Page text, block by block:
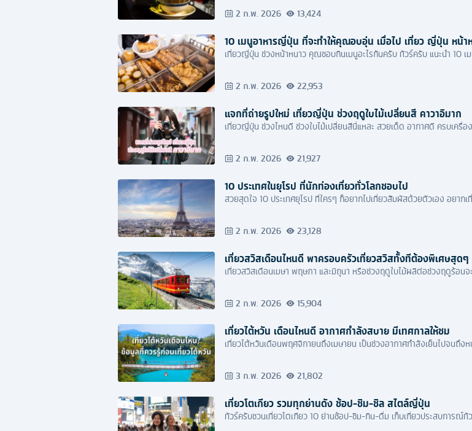
2 ก.พ. 2026 13,424
10 เมนูอาหารญี่ปุ่น ที่จะทำให้คุณอบอุ่น เมื่อไป เที่ยว ญี่ปุ่น หน้า
เที่ยวญี่ปุ่น ช่วงหน้าหนาว คุณชอบกินเมนูอะไรกันครับ ทัวร์ครับ แนะนำ 10
2 ก.พ. 2026 22,953
แจกที่ถ่ายรูปใหม่ เที่ยวญี่ปุ่น ช่วงฤดูใบไม้เปลี่ยนสี คาวาอิมาก
เที่ยวญี่ปุ่น ช่วงไหนดี ช่วงใบไม้เปลี่ยนสีนี่แหละ สวยเด็ด อากาศดี ครบเครื่
2 ก.พ. 2026 21,927
10 ประเทศในยุโรป ที่นักท่องเที่ยวทั่วโลกชอบไป
สวยสุดใจ 10 ประเทศยุโรป ที่ใครๆ ก็อยากไปเที่ยวสัมผัสด้วยตัวเอง อยา
2 ก.พ. 2026 23,128
เที่ยวสวิสเดือนไหนดี พาครอบครัวเที่ยวสวิสทั้งทีต้องพิเศษสุดๆ
เที่ยวสวิสเดือนเมษา พฤษภา และมิถุนา หรือช่วงฤดูใบไม้ผลิต่อช่วงฤดูร้อน
2 ก.พ. 2026 15,904
เที่ยวไต้หวัน เดือนไหนดี อากาศกำลังสบาย มีเทศกาลให้ชม
เที่ยวไต้หวันเดือนพฤศจิกายนถึงเมษายน เป็นช่วงอากาศกำลังเย็นไปจนถึง
3 ก.พ. 2026 21,802
เที่ยวโตเกียว รวมทุกย่านดัง ช้อป-ชิม-ชิล สไตล์ญี่ปุ่น
ทัวร์ครับชวนเที่ยวโตเกียว 10 ย่านช้อป-ชิม-กิน-ดื่ม เก็บเกี่ยวประสบการ